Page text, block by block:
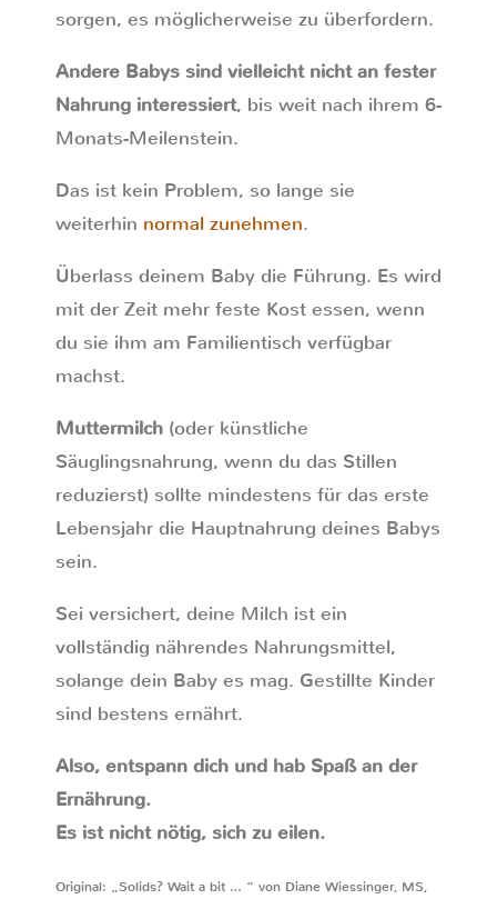
sorgen, es möglicherweise zu überfordern.
Andere Babys sind vielleicht nicht an fester
Nahrung interessiert, bis weit nach ihrem 6-
Monats-Meilenstein.
Das ist kein Problem, so lange sie
weiterhin normal zunehmen.
Überlass deinem Baby die Führung. Es wird
mit der Zeit mehr feste Kost essen, wenn
du sie ihm am Familientisch verfügbar
machst.
Muttermilch (oder künstliche
Säuglingsnahrung, wenn du das Stillen
reduzierst) sollte mindestens für das erste
Lebensjahr die Hauptnahrung deines Babys
sein.
Sei versichert, deine Milch ist ein
vollständig nährendes Nahrungsmittel,
solange dein Baby es mag. Gestillte Kinder
sind bestens ernährt.
Also, entspann dich und hab Spaß an der
Ernährung.
Es ist nicht nötig, sich zu eilen.
Original: „Solids? Wait a bit … “ von Diane Wiessinger, MS,